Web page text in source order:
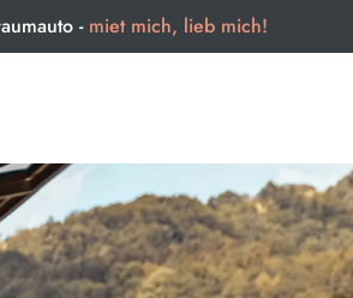
- miet mich, lieb mich!